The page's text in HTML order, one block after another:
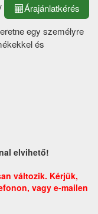
Árajánlatkérés
egy személyre
és
elvihető!
változik. Kérjük,
vagy e-mailen